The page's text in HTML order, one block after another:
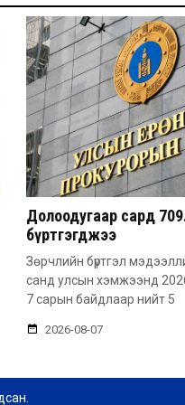
Долоодугаар сард
бүртгэгджээ
Зөрчлийн бүртгэл
санд улсын хэмжээнд
7 сарын байдлаар нийт 5
2026-08-07